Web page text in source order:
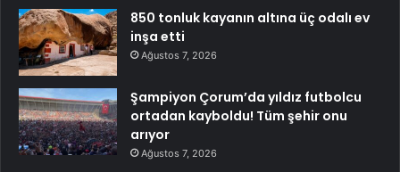
850 tonluk kayanın altına üç odalı ev
inşa etti
Ağustos 7, 2026
Şampiyon Çorum’da yıldız futbolcu
ortadan kayboldu! Tüm şehir onu
arıyor
Ağustos 7, 2026